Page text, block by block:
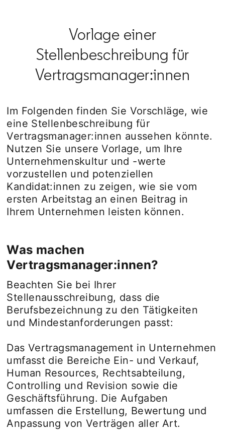
Vorlage einer
Stellenbeschreibung für
Vertragsmanager:innen
Im Folgenden finden Sie Vorschläge, wie
eine Stellenbeschreibung für
Vertragsmanager:innen aussehen könnte.
Nutzen Sie unsere Vorlage, um Ihre
Unternehmenskultur und -werte
vorzustellen und potenziellen
Kandidat:innen zu zeigen, wie sie vom
ersten Arbeitstag an einen Beitrag in
Ihrem Unternehmen leisten können.
Was machen
Vertragsmanager:innen?
Beachten Sie bei Ihrer
Stellenausschreibung, dass die
Berufsbezeichnung zu den Tätigkeiten
und Mindestanforderungen passt:
Das Vertragsmanagement in Unternehmen
umfasst die Bereiche Ein- und Verkauf,
Human Resources, Rechtsabteilung,
Controlling und Revision sowie die
Geschäftsführung. Die Aufgaben
umfassen die Erstellung, Bewertung und
Anpassung von Verträgen aller Art.